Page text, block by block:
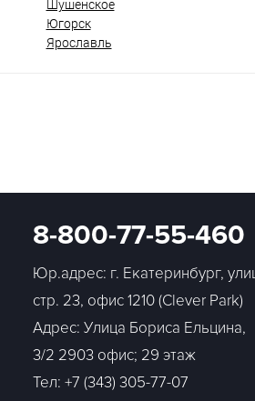
Шушенское
Югорск
Ярославль
8-800-77-55-460
Юр.адрес: г. Екатеринбург,
стр. 23, офис 1210 (Clever Park)
Адрес: Улица Бориса Ельцина,
3/2 2903 офис; 29 этаж
Тел: +7 (343) 305-77-07